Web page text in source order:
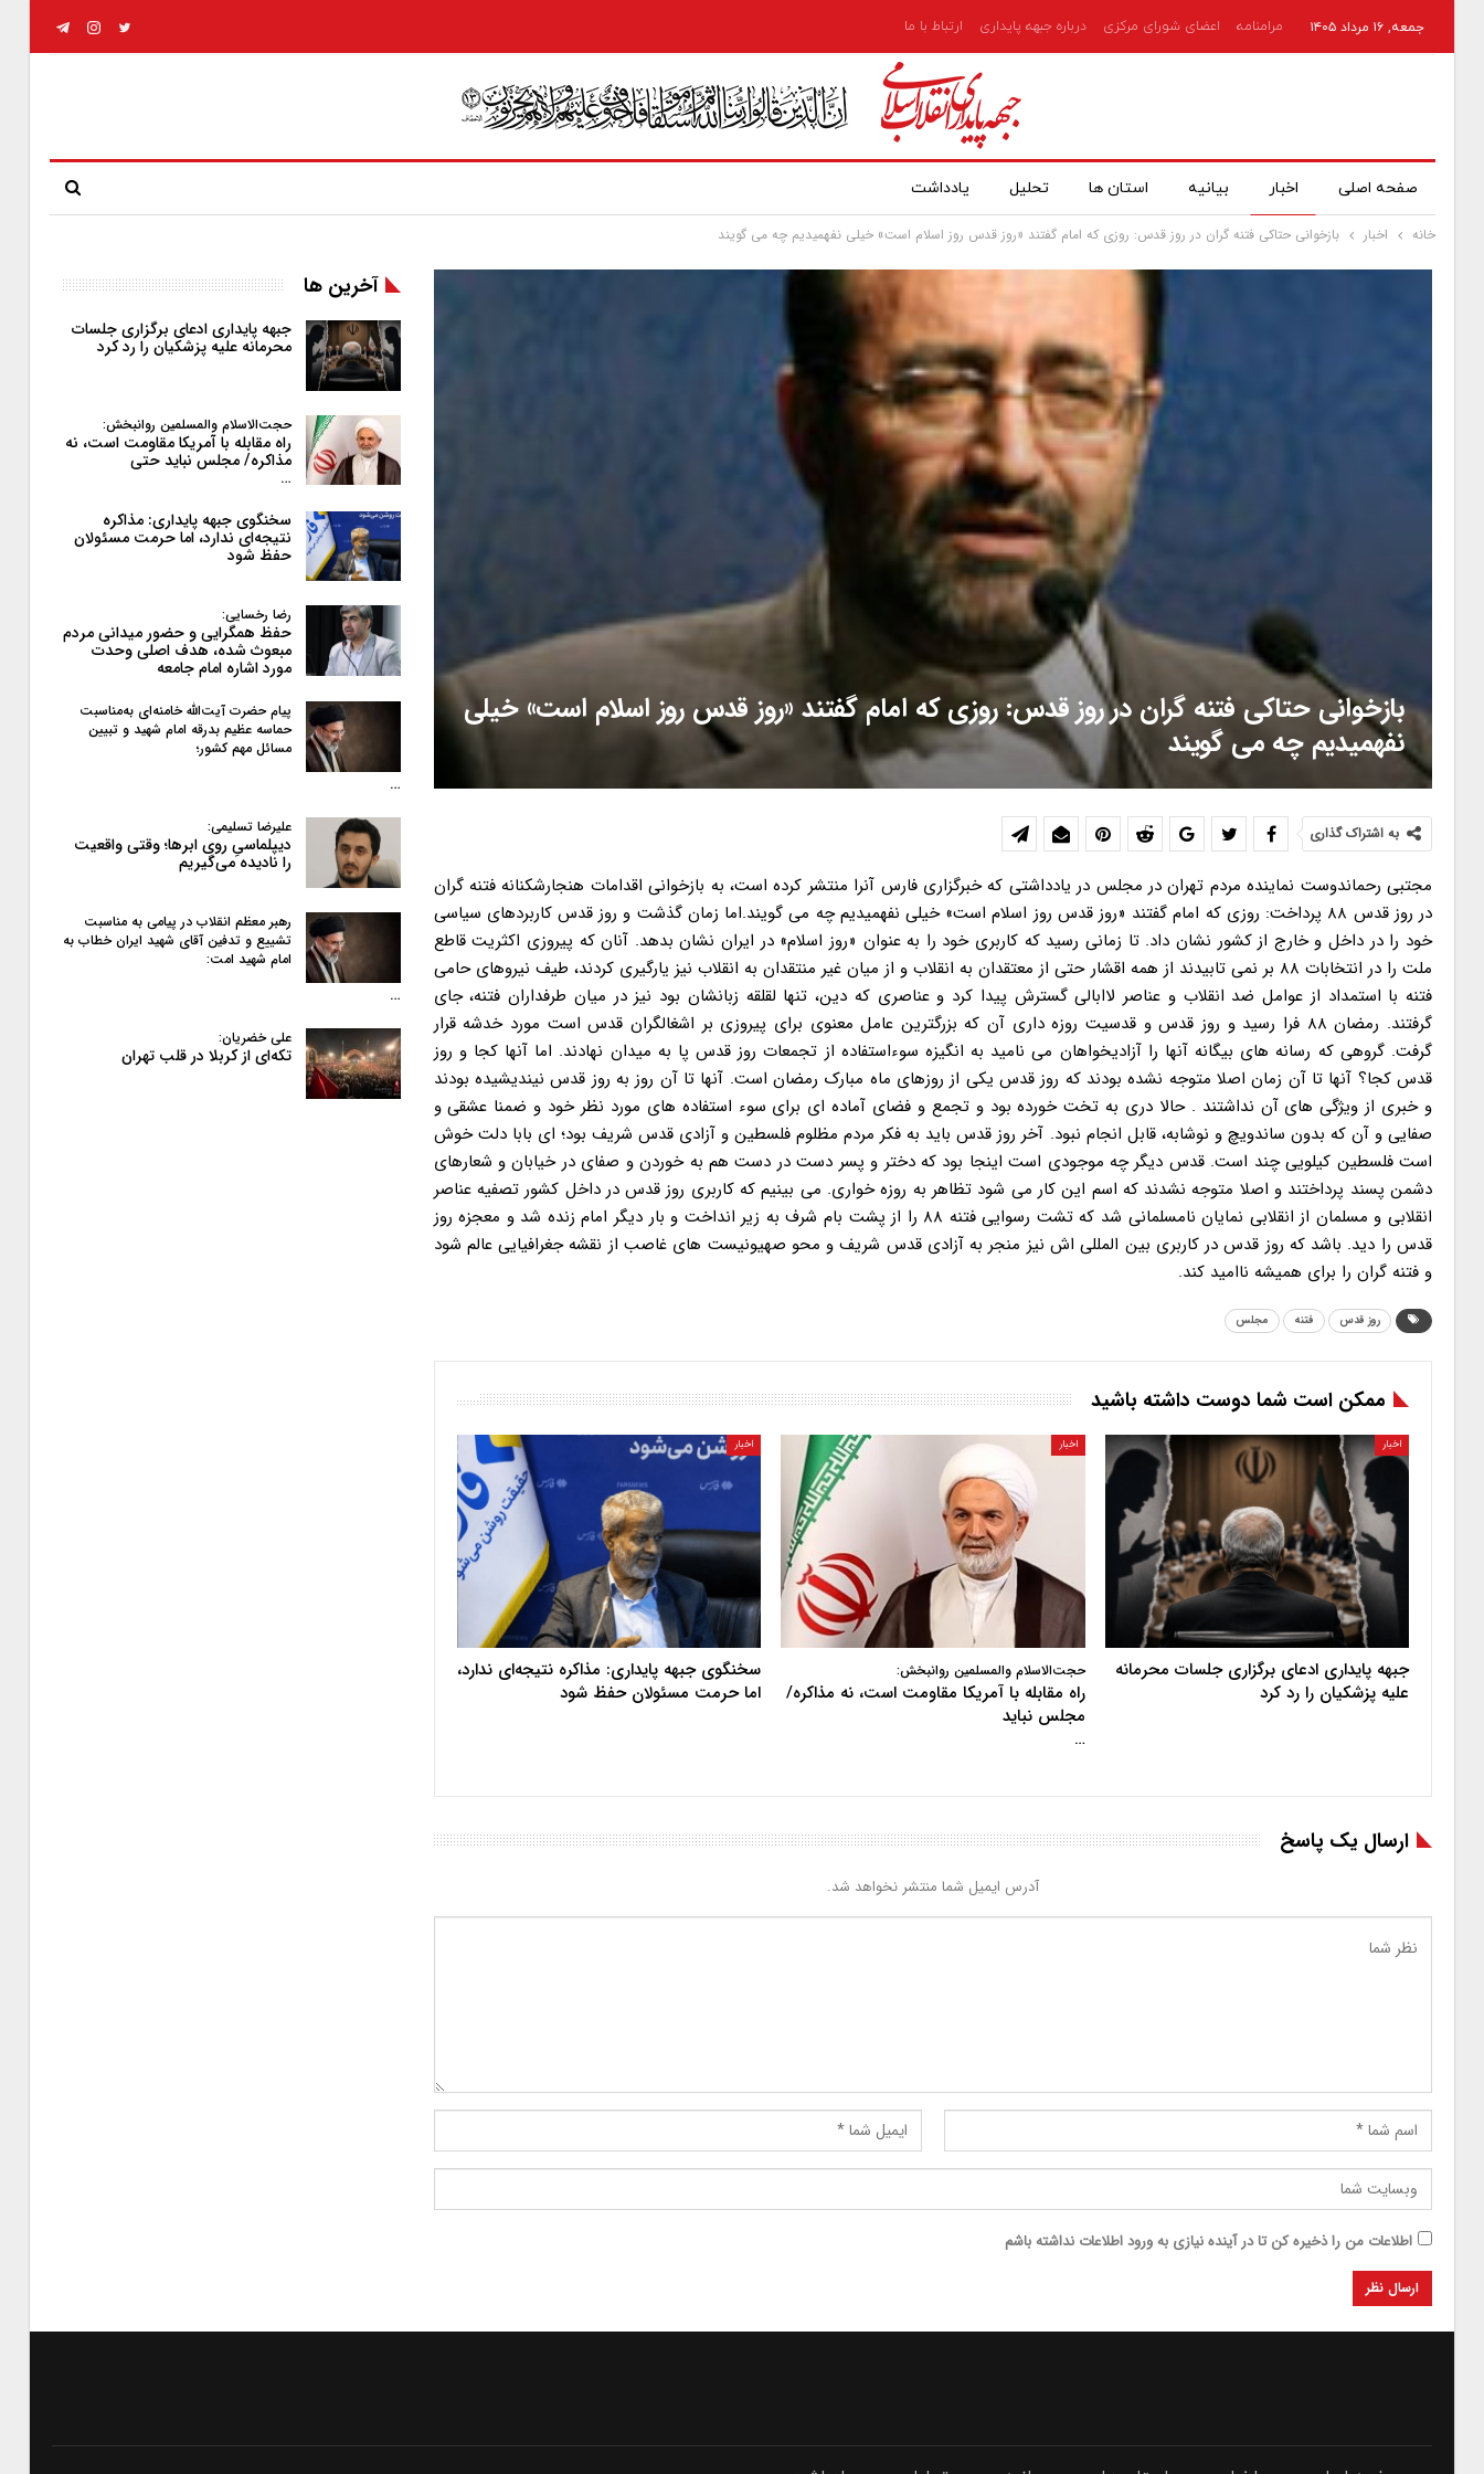
جمعه, ۱۶ مرداد ۱۴۰۵ مرامنامه اعضای شورای مرکزی درباره جبهه پایداری ارتباط با ما
صفحه اصلی اخبار بیانیه استان ها تحلیل یادداشت
خانه اخبار بازخوانی حتاکی فتنه گران در روز قدس: روزی که امام گفتند «روز قدس روز اسلام است» خیلی نفهمیدیم چه می گویند
بازخوانی حتاکی فتنه گران در روز قدس: روزی که امام گفتند «روز قدس روز اسلام است» خیلی
نفهمیدیم چه می گویند
به اشتراک گذاری
مجتبی رحماندوست نماینده مردم تهران در مجلس در یادداشتی که خبرگزاری فارس آنرا منتشر کرده است، به بازخوانی اقدامات هنجارشکنانه فتنه گران
در روز قدس ۸۸ پرداخت: روزی که امام گفتند «روز قدس روز اسلام است» خیلی نفهمیدیم چه می گویند.اما زمان گذشت و روز قدس کاربردهای سیاسی
خود را در داخل و خارج از کشور نشان داد. تا زمانی رسید که کاربری خود را به عنوان «روز اسلام» در ایران نشان بدهد. آنان که پیروزی اکثریت قاطع
ملت را در انتخابات ۸۸ بر نمی تابیدند از همه اقشار حتی از معتقدان به انقلاب و از میان غیر منتقدان به انقلاب نیز یارگیری کردند، طیف نیروهای حامی
فتنه با استمداد از عوامل ضد انقلاب و عناصر لاابالی گسترش پیدا کرد و عناصری که دین، تنها لقلقه زبانشان بود نیز در میان طرفداران فتنه، جای
گرفتند. رمضان ۸۸ فرا رسید و روز قدس و قدسیت روزه داری آن که بزرگترین عامل معنوی برای پیروزی بر اشغالگران قدس است مورد خدشه قرار
گرفت. گروهی که رسانه های بیگانه آنها را آزادیخواهان می نامید به انگیزه سوءاستفاده از تجمعات روز قدس پا به میدان نهادند. اما آنها کجا و روز
قدس کجا؟ آنها تا آن زمان اصلا متوجه نشده بودند که روز قدس یکی از روزهای ماه مبارک رمضان است. آنها تا آن روز به روز قدس نیندیشیده بودند
و خبری از ویژگی های آن نداشتند . حالا دری به تخت خورده بود و تجمع و فضای آماده ای برای سوء استفاده های مورد نظر خود و ضمنا عشقی و
صفایی و آن که بدون ساندویچ و نوشابه، قابل انجام نبود. آخر روز قدس باید به فکر مردم مظلوم فلسطین و آزادی قدس شریف بود؛ ای بابا دلت خوش
است فلسطین کیلویی چند است. قدس دیگر چه موجودی است اینجا بود که دختر و پسر دست در دست هم به خوردن و صفای در خیابان و شعارهای
دشمن پسند پرداختند و اصلا متوجه نشدند که اسم این کار می شود تظاهر به روزه خواری. می بینیم که کاربری روز قدس در داخل کشور تصفیه عناصر
انقلابی و مسلمان از انقلابی نمایان نامسلمانی شد که تشت رسوایی فتنه ۸۸ را از پشت بام شرف به زیر انداخت و بار دیگر امام زنده شد و معجزه روز
قدس را دید. باشد که روز قدس در کاربری بین المللی اش نیز منجر به آزادی قدس شریف و محو صهیونیست های غاصب از نقشه جغرافیایی عالم شود
و فتنه گران را برای همیشه ناامید کند.
روز قدس فتنه مجلس
ممکن است شما دوست داشته باشید
اخبار
جبهه پایداری ادعای برگزاری جلسات محرمانه
علیه پزشکیان را رد کرد
اخبار
حجت‌الاسلام والمسلمین روانبخش:
راه مقابله با آمریکا مقاومت است، نه مذاکره/
مجلس نباید
…
اخبار
سخنگوی جبهه پایداری: مذاکره نتیجه‌ای ندارد،
اما حرمت مسئولان حفظ شود
ارسال یک پاسخ
آدرس ایمیل شما منتشر نخواهد شد.
اطلاعات من را ذخیره کن تا در آینده نیازی به ورود اطلاعات نداشته باشم
آخرین ها
جبهه پایداری ادعای برگزاری جلسات
محرمانه علیه پزشکیان را رد کرد
حجت‌الاسلام والمسلمین روانبخش:
راه مقابله با آمریکا مقاومت است، نه
مذاکره/ مجلس نباید حتی
…
سخنگوی جبهه پایداری: مذاکره
نتیجه‌ای ندارد، اما حرمت مسئولان
حفظ شود
رضا رخسایی:
حفظ همگرایی و حضور میدانی مردم
مبعوث شده، هدف اصلی وحدت
مورد اشاره امام جامعه
پیام حضرت آیت‌الله خامنه‌ای به‌مناسبت
حماسه عظیم بدرقه امام شهید و تبیین
مسائل مهم کشور؛
…
علیرضا تسلیمی:
دیپلماسیِ روی ابرها؛ وقتی واقعیت
را نادیده می‌گیریم
رهبر معظم انقلاب در پیامی به‌ مناسبت
تشییع و تدفین آقای شهید ایران خطاب به
امام شهید امت:
…
علی خضریان:
تکه‌ای از کربلا در قلب تهران